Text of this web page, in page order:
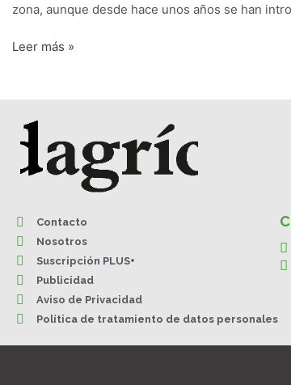
zona, aunque desde hace unos años se han
Leer más »
Contacto
Nosotros
Suscripción PLUS+
Publicidad
Aviso de Privacidad
Política de tratamiento de datos personales